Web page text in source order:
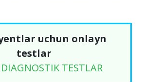
uchun onlayn
testlar
TESTLAR